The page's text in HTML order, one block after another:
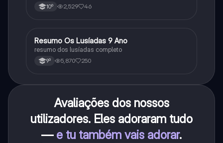
10º 2,529 46
Português
Resumo Os Lusíadas 9 Ano
resumo dos lusíadas completo
9º 5,870 250
Avaliações dos nossos
utilizadores. Eles adoraram tudo
— e tu também vais adorar.